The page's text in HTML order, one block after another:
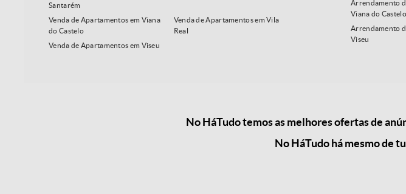
Santarém
Venda de Apartamentos em Viana
do Castelo
Venda de Apartamentos em Vila
Real
Venda de Apartamentos em Viseu
Arrendamento
Viana do Castelo
Arrendamento
Viseu
No HáTudo temos as melhores ofertas de
No HáTudo há mesmo de